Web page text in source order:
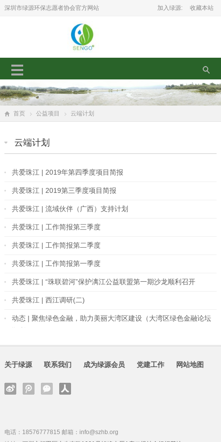
深圳市绿源环保志愿者协会官方网站 加入绿源: 收藏本站
首页 公益项目 云端计划
云端计划
共爱珠江 | 2019年第四季度项目简报
共爱珠江 | 2019第三季度项目简报
共爱珠江 | 流域伙伴（广西）支持计划
共爱珠江 | 工作简报第三季度
共爱珠江 | 工作简报第二季度
共爱珠江 | 工作简报第一季度
共爱珠江 | “珠联碧河”保护漓江公益联盟第一期沙龙顺利召开
共爱珠江 | 西江调研(二)
动态 | 聚焦绿色金融，助力美丽大湾区建设（大湾区绿色金融论坛
关于绿源 联系我们 成为绿源会员 党建工作 网站地图
电话：18576777815 邮箱：info@szhb.org